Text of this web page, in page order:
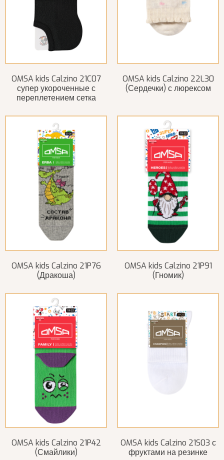
OMSA kids Calzino 21C07
супер укороченные с
переплетением сетка
OMSA kids Calzino 22L30
(Сердечки) с люрексом
OMSA kids Calzino 21P76
(Дракоша)
OMSA kids Calzino 21P91
(Гномик)
OMSA kids Calzino 21P42
(Смайлики)
OMSA kids Calzino 21S03 с
фруктами на резинке